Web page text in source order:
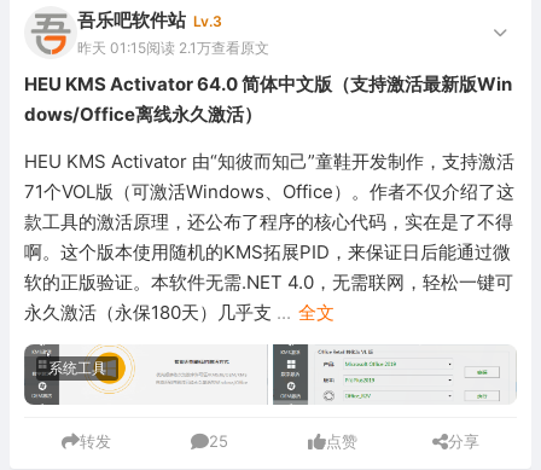
吾乐吧软件站 Lv.3
昨天 01:15阅读 2.1万查看原文
HEU KMS Activator 64.0 简体中文版（支持激活最新版Win
dows/Office离线永久激活）
HEU KMS Activator 由“知彼而知己”童鞋开发制作，支持激活
71个VOL版（可激活Windows、Office）。作者不仅介绍了这
款工具的激活原理，还公布了程序的核心代码，实在是了不得
啊。这个版本使用随机的KMS拓展PID，来保证日后能通过微
软的正版验证。本软件无需.NET 4.0，无需联网，轻松一键可
永久激活（永保180天）几乎支 ... 全文
系统工具
转发 25 点赞 分享